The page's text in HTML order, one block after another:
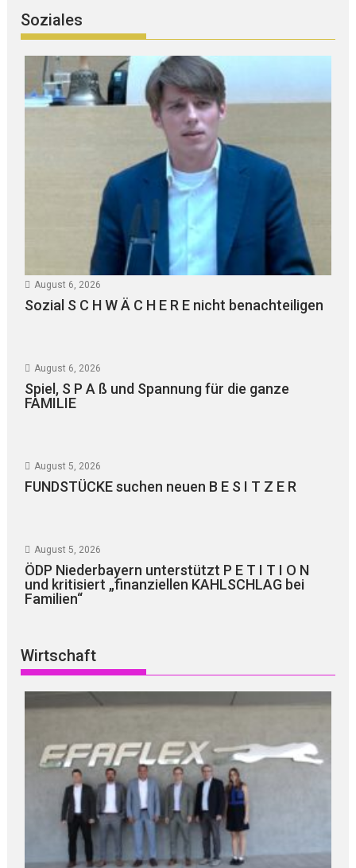
Soziales
August 6, 2026
Sozial S C H W Ä C H E R E nicht benachteiligen
August 6, 2026
Spiel, S P A ß und Spannung für die ganze
FAMILIE
August 5, 2026
FUNDSTÜCKE suchen neuen B E S I T Z E R
August 5, 2026
ÖDP Niederbayern unterstützt P E T I T I O N
und kritisiert „finanziellen KAHLSCHLAG bei
Familien“
Wirtschaft